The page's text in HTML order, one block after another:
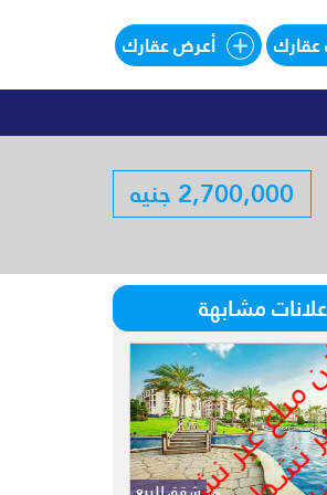
أعرض عقارك
2,700,000 جنيه
مشابهة